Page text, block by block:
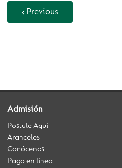
Previous
Admisión
Postule Aquí
Aranceles
Conócenos
Pago en línea